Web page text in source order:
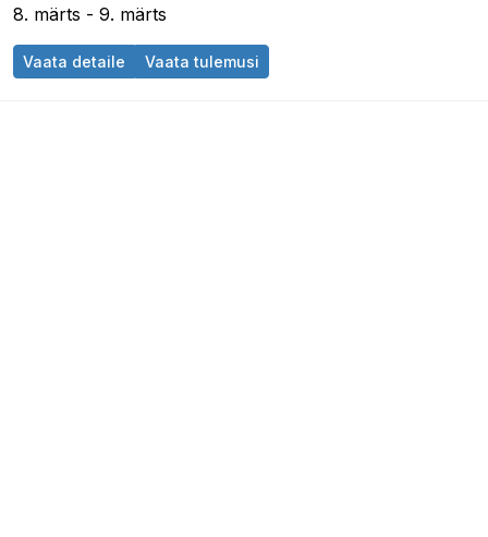
8. märts - 9. märts
Vaata detaile Vaata tulemusi